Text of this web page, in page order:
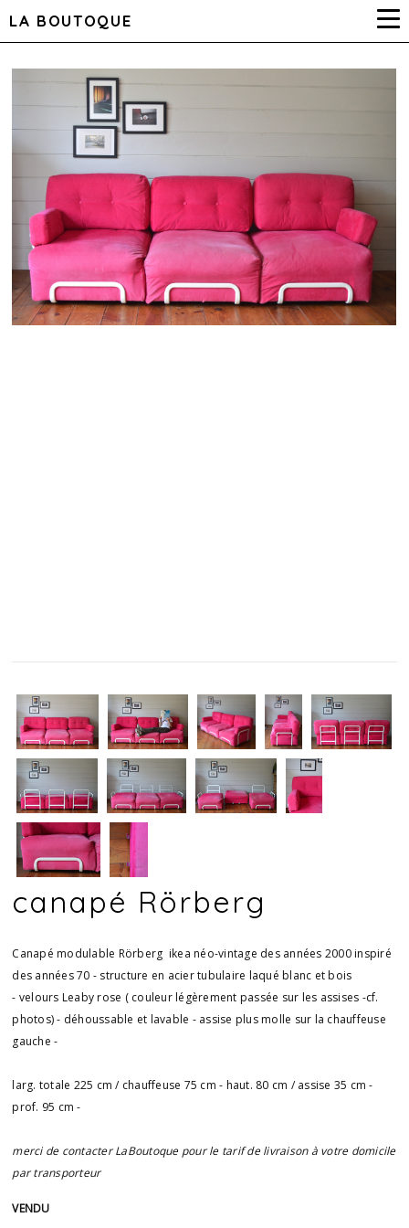
LA BOUTOQUE
canapé Rörberg
Canapé modulable Rörberg ikea néo-vintage des années 2000 inspiré
des années 70 - structure en acier tubulaire laqué blanc et bois
- velours Leaby rose ( couleur légèrement passée sur les assises -cf.
photos) - déhoussable et lavable - assise plus molle sur la chauffeuse
gauche -
larg. totale 225 cm / chauffeuse 75 cm - haut. 80 cm / assise 35 cm -
prof. 95 cm -
merci de contacter LaBoutoque pour le tarif de livraison à votre domicile
par transporteur
VENDU